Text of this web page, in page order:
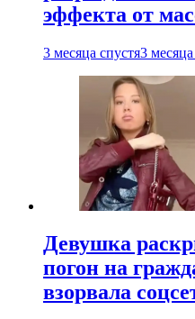
эффекта от
3 месяца спустя3
Девушка
погон на
взорвала